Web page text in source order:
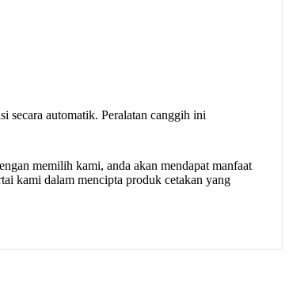
secara automatik. Peralatan canggih ini
memilih kami, anda akan mendapat manfaat
kami dalam mencipta produk cetakan yang